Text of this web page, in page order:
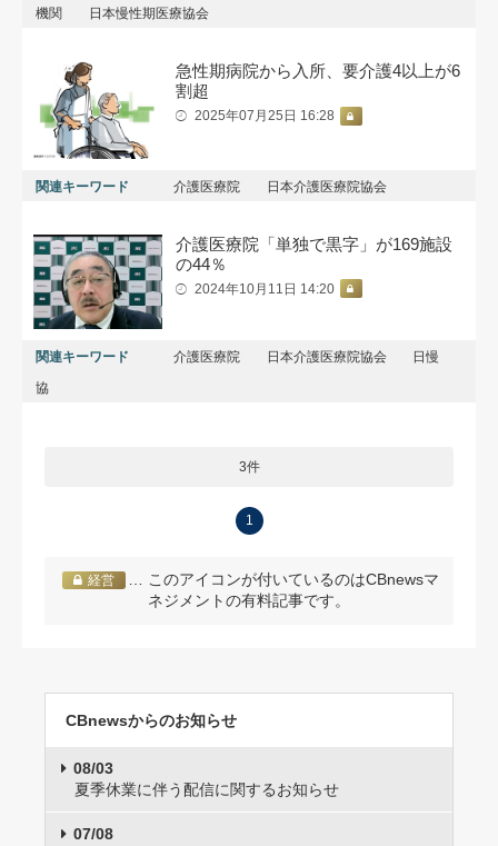
機関
日本慢性期医療協会
急性期病院から入所、要介護4以上が6
割超
2025年07月25日 16:28
関連キーワード 介護医療院 日本介護医療院協会
介護医療院「単独で黒字」が169施設
の44％
2024年10月11日 14:20
関連キーワード 介護医療院 日本介護医療院協会
日慢
協
3件
1
経営
… このアイコンが付いているのはCBnewsマ
ネジメントの有料記事です。
CBnewsからのお知らせ
08/03
夏季休業に伴う配信に関するお知らせ
07/08